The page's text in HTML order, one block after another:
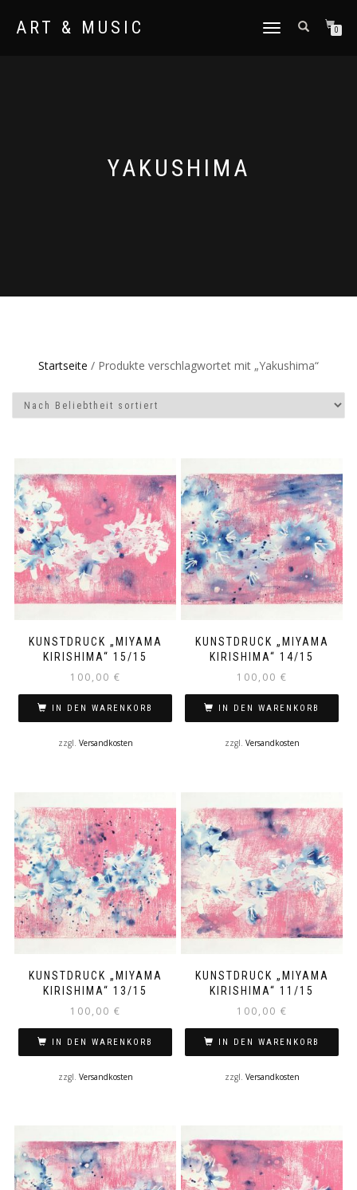
ART & MUSIC
NAVIGATION
0
YAKUSHIMA
Startseite / Produkte verschlagwortet mit „Yakushima“
KUNSTDRUCK „MIYAMA
KIRISHIMA“ 15/15
100,00 €
IN DEN WARENKORB
zzgl. Versandkosten
KUNSTDRUCK „MIYAMA
KIRISHIMA“ 14/15
100,00 €
IN DEN WARENKORB
zzgl. Versandkosten
KUNSTDRUCK „MIYAMA
KIRISHIMA“ 13/15
100,00 €
IN DEN WARENKORB
zzgl. Versandkosten
KUNSTDRUCK „MIYAMA
KIRISHIMA“ 11/15
100,00 €
IN DEN WARENKORB
zzgl. Versandkosten